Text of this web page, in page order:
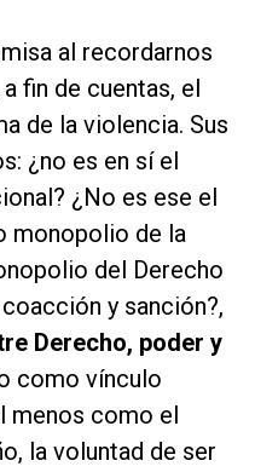
al recordarnos
fin de cuentas, el
de la violencia. Sus
¿no es en sí el
¿No es ese el
monopolio de la
del Derecho
y sanción?,
Derecho, poder y
como vínculo
menos como el
la voluntad de ser